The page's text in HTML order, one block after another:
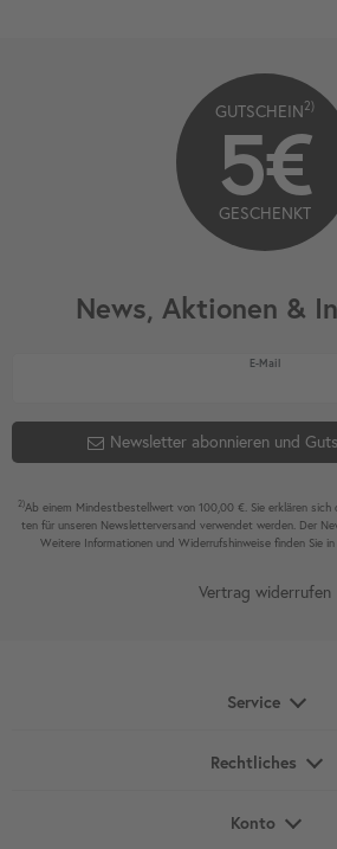
News, Aktionen &
E-MailNewsletter
Newsletter abonnieren und
2)Ab einem Mindest­bestell­wert von 100,00 €. Sie erklären
ten für unseren News­letter­versand ver­wen­det werden. Der
Weitere Infor­mationen und Wider­rufshin­weise finden Sie in
GUTSCHEIN2)
5€
GESCHENKT
Vertrag widerrufen
Service
Rechtliches
Konto